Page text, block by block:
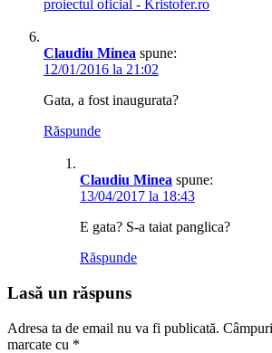
proiectul oficial - Kristofer.ro
Claudiu Minea spune:
12/01/2016 la 21:02
Gata, a fost inaugurata?
Răspunde
Claudiu Minea spune:
13/04/2017 la 18:43
E gata? S-a taiat panglica?
Răspunde
Lasă un răspuns
Adresa ta de email nu va fi publicată.
marcate cu *